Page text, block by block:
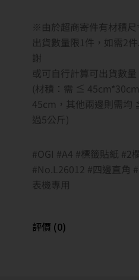
※由於超商寄件有材積
出貨數量限1件，如需2
謝
或可自行計算可出貨數
(材積：需 ≦
45cm，其他兩邊則需均
過5公斤)
#OGI #A4 #標籤貼紙 #2
#No.L26012 #四邊直角
表機專用
評價 (0)